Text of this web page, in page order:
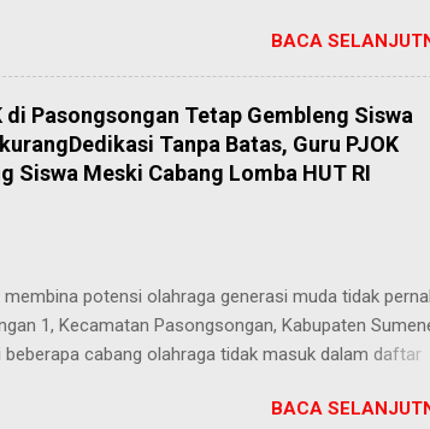
upacara, Zainal Arifin, S.Pd., menyampaikan
upacara, khususnya para siswa. Dalam
peran generasi muda dalam melanjutkan perjuangan
nyata di lingkungan sekolah. "Tugas utama
adalah belajar dengan giat, menaati tata tertib
bendera dengan khidmat," tegas Zainal Arifin
BACA
di Pasongsongan Tetap Gembleng Siswa
Tanpa Batas, Guru PJOK
Siswa Meski Cabang Lomba HUT RI
membina potensi olahraga generasi muda tidak
1, Kecamatan Pasongsongan, Kabupaten
cabang olahraga tidak masuk dalam daftar
siswa tetap berjalan penuh antusias. Risqon
BACA